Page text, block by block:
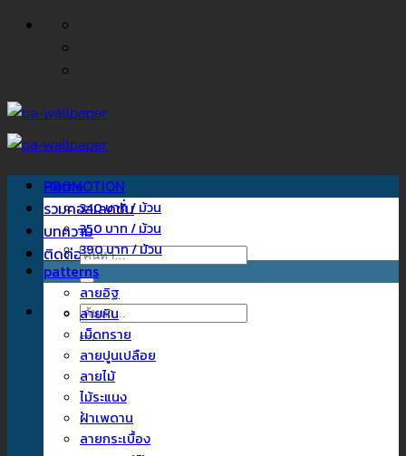
ข้าม
Home
รวมคอลเลคชั่น
บทความ
ติดต่อเรา
ค้นหา:
ค้นหา:
PROMOTION
340 บาท / ม้วน
350 บาท / ม้วน
390 บาท / ม้วน
patterns
ลายอิฐ
ลายหิน
เม็ดทราย
ลายปูนเปลือย
ลายไม้
ไม้ระแนง
ฝ้าเพดาน
ลายกระเบื้อง